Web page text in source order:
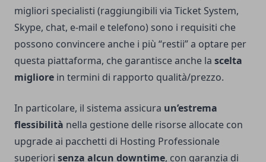
migliori specialisti (raggiungibili via Ticket System,
Skype, chat, e-mail e telefono) sono i requisiti che
possono convincere anche i più “restii” a optare per
questa piattaforma, che garantisce anche la scelta
migliore in termini di rapporto qualità/prezzo.
In particolare, il sistema assicura un’estrema
flessibilità nella gestione delle risorse allocate con
upgrade ai pacchetti di Hosting Professionale
superiori senza alcun downtime, con garanzia di